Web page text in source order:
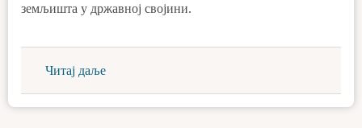
земљишта у државној својини.
Читај даље